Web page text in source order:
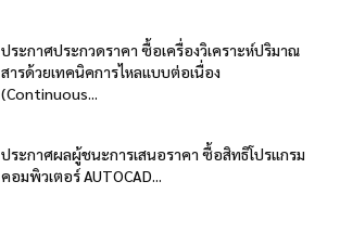
ประกาศประกวดราคา ซื้อเครื่องวิเคราะห์ปริมาณ
สารด้วยเทคนิคการไหลแบบต่อเนื่อง
(Continuous...
ประกาศผลผู้ชนะการเสนอราคา ซื้อสิทธิโปรแกรม
คอมพิวเตอร์ AUTOCAD...